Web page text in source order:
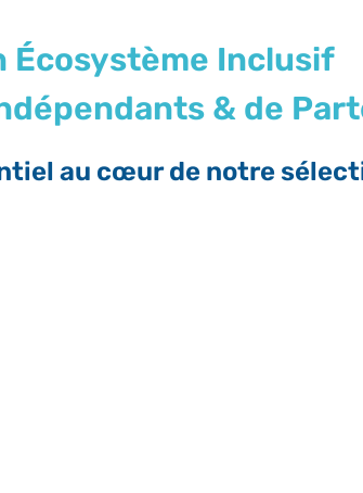
Écosystème Inclusif
& de
au cœur de notre